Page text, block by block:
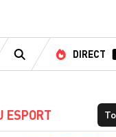
RECHERCHE
DIRECT
ESPORT